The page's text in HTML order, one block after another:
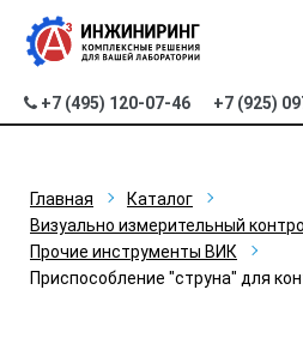
+7 (495) 120-07-46 +7 (925)
Главная
Каталог
Визуально измерительный
Прочие инструменты ВИК
Приспособление "струна" для